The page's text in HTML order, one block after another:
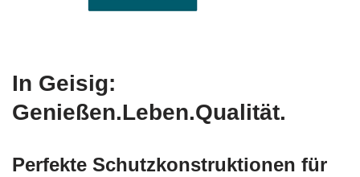
In Geisig:
Genießen.Leben.Qualität.
Perfekte Schutzkonstruktionen für